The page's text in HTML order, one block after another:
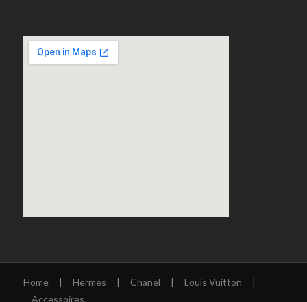
Home | Hermes | Chanel | Louis Vuitton
|
Accessoires